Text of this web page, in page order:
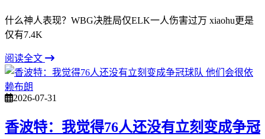
什么神人表现？WBG决胜局仅ELK一人伤害过万 xiaohu更是
仅有7.4K
阅读全文
2026-07-31
香波特：我觉得76人还没有立刻变成争冠